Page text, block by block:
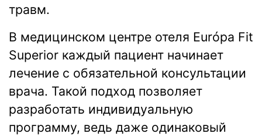
травм.
В медицинском центре отеля Európa Fit
Superior каждый пациент начинает
лечение с обязательной консультации
врача. Такой подход позволяет
разработать индивидуальную
программу, ведь даже одинаковый